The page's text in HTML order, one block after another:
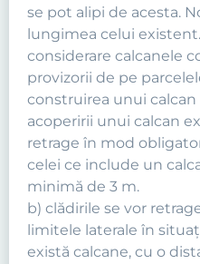
se pot alipi de acesta.
lungimea celui
considerare calcanele
provizorii de pe
construirea unui
acoperirii unui calcan
retrage în mod
celei ce include un
minimă de 3 m.
b) clădirile se vor
limitele laterale în
există calcane, cu o